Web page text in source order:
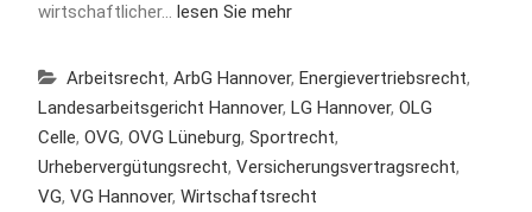
wirtschaftlicher… lesen Sie mehr
Arbeitsrecht, ArbG Hannover, Energievertriebsrecht,
Landesarbeitsgericht Hannover, LG Hannover, OLG
Celle, OVG, OVG Lüneburg, Sportrecht,
Urhebervergütungsrecht, Versicherungsvertragsrecht,
VG, VG Hannover, Wirtschaftsrecht